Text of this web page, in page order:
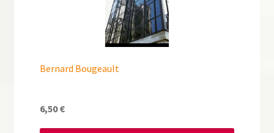
Bernard Bougeault
6,50€